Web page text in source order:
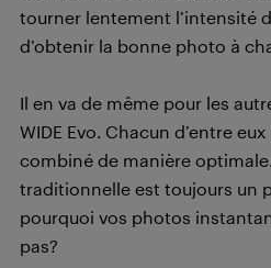
tourner lentement l’intensité
d’obtenir la bonne photo à
Il en va de même pour les
WIDE Evo. Chacun d’entre
combiné de manière
traditionnelle est toujours un
pourquoi vos photos
pas?